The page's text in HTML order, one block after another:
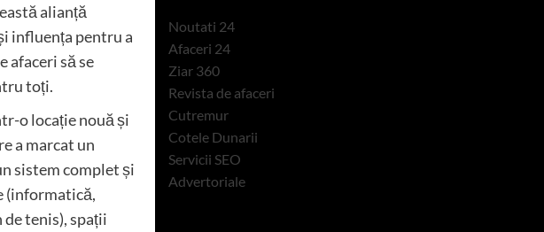
alianță
influența pentru a
afaceri să se
toți.
o locație nouă și
a marcat un
sistem complet și
(informatică,
de tenis), spații
Noutati 24
Afaceri 24
Ziar 360
Revista de afaceri
Cutremur
Cotele Dunarii
Servicii SEO
Advertoriale